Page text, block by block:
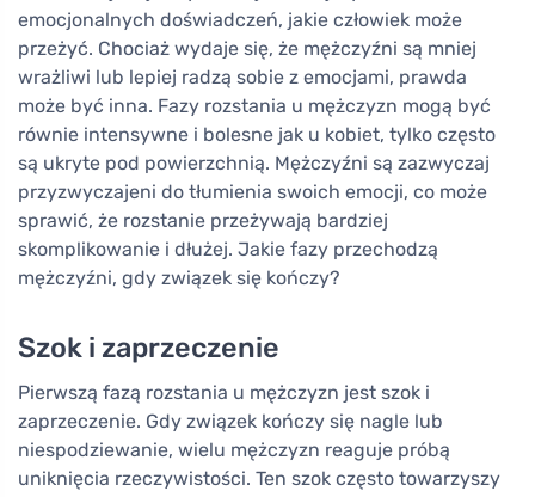
emocjonalnych doświadczeń, jakie człowiek może
przeżyć. Chociaż wydaje się, że mężczyźni są mniej
wrażliwi lub lepiej radzą sobie z emocjami, prawda
może być inna. Fazy rozstania u mężczyzn mogą być
równie intensywne i bolesne jak u kobiet, tylko często
są ukryte pod powierzchnią. Mężczyźni są zazwyczaj
przyzwyczajeni do tłumienia swoich emocji, co może
sprawić, że rozstanie przeżywają bardziej
skomplikowanie i dłużej. Jakie fazy przechodzą
mężczyźni, gdy związek się kończy?
Szok i zaprzeczenie
Pierwszą fazą rozstania u mężczyzn jest szok i
zaprzeczenie. Gdy związek kończy się nagle lub
niespodziewanie, wielu mężczyzn reaguje próbą
uniknięcia rzeczywistości. Ten szok często towarzyszy